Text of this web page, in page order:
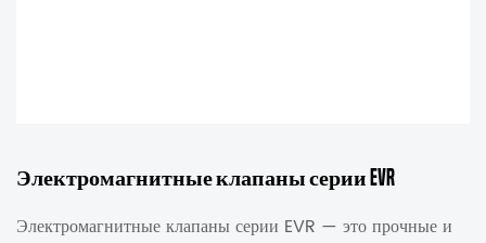
Электромагнитные клапаны серии EVR
Электромагнитные клапаны серии EVR — это прочные и